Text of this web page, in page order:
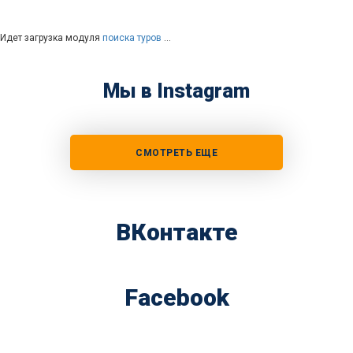
Идет загрузка модуля поиска туров …
Мы в Instagram
СМОТРЕТЬ ЕЩЕ
ВКонтакте
Facebook